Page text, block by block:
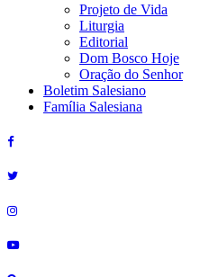
Projeto de Vida
Liturgia
Editorial
Dom Bosco Hoje
Oração do Senhor
Boletim Salesiano
Família Salesiana